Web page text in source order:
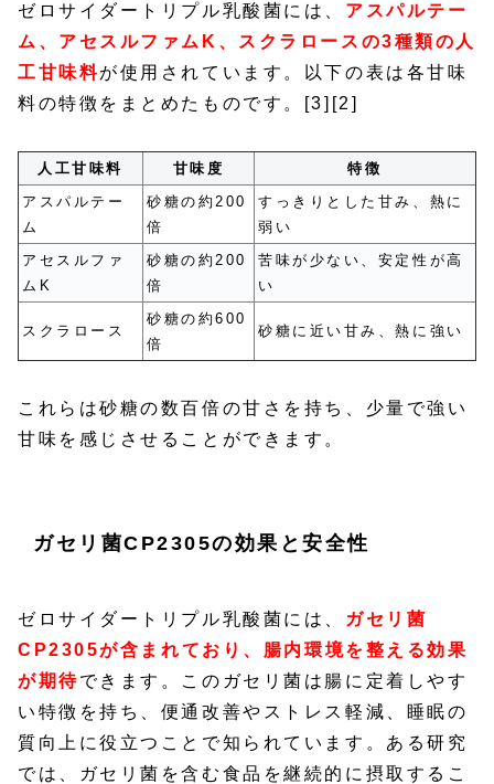
ゼロサイダートリプル乳酸菌には、 アスパルテー
ム、アセスルファムK、スクラロースの3種類の人
工甘味料が使用されています。以下の表は各甘味
料の特徴をまとめたものです。[3][2]
人工甘味料 甘味度
特徴
アスパルテー
ム
砂糖の約200
倍
すっきりとした甘み、熱に
弱い
アセスルファ
ムK
砂糖の約200
倍
苦味が少ない、安定性が高
い
スクラロース
砂糖の約600
倍
砂糖に近い甘み、熱に強い
これらは砂糖の数百倍の甘さを持ち、少量で強い
甘味を感じさせることができます。
ガセリ菌CP2305の効果と安全性
ゼロサイダートリプル乳酸菌には、
ガセリ菌
CP2305が含まれており、腸内環境を整える効果
が期待できます。このガセリ菌は腸に定着しやす
い特徴を持ち、便通改善やストレス軽減、睡眠の
質向上に役立つことで知られています。ある研究
では、ガセリ菌を含む食品を継続的に摂取するこ